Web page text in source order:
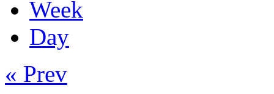
Week
Day
« Prev